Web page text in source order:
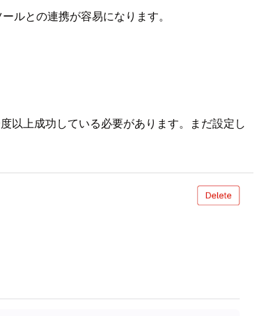
ルとの連携が容易になります。
以上成功している必要があります。まだ設定し